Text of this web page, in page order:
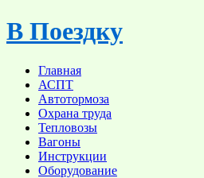
Skip
to
В Поездку
Главная
АСПТ
Автотормоза
Охрана труда
Тепловозы
Вагоны
Инструкции
Оборудование